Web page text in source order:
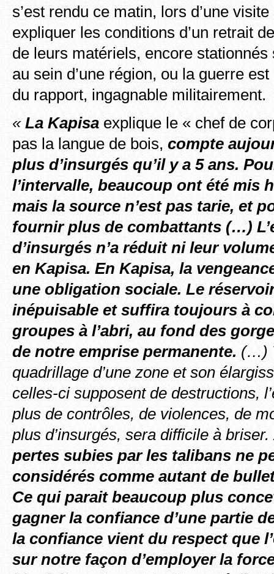
s’est rendu ce matin, lors d’une
expliquer les conditions d’un retrait
de leurs matériels, encore stationnés
au sein d’une région, ou la guerre
du rapport, ingagnable militairement.
« La Kapisa explique le « chef de
pas la langue de bois, compte
plus d’insurgés qu’il y a 5 ans.
l’intervalle, beaucoup ont été mis
mais la source n’est pas tarie, et
fournir plus de combattants (…)
d’insurgés n’a réduit ni leur
en Kapisa. En Kapisa, la
une obligation sociale. Le
inépuisable et suffira toujours à
groupes à l’abri, au fond des
de notre emprise permanente. (…)
quadrillage d’une zone et son
celles-ci supposent de destructions,
plus de contrôles, de violences, de
plus d’insurgés, sera difficile à briser.
pertes subies par les talibans ne
considérés comme autant de
Ce qui parait beaucoup plus
gagner la confiance d’une partie
la confiance vient du respect que
sur notre façon d’employer la